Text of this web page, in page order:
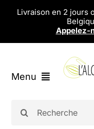
PasserLivraison en 2 jours
Appelez-
Rechercher:
Menu